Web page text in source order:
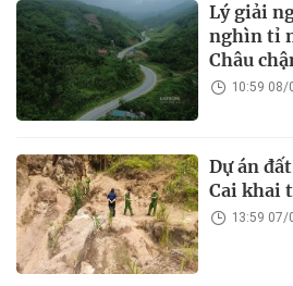
Lý giải
nghìn tỉ
Châu
10:59 08/
Dự án
Cai khai
13:59 07/